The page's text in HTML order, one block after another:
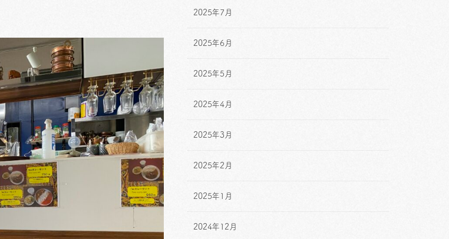
2025年7月
2025年6月
2025年5月
2025年4月
2025年3月
2025年2月
2025年1月
2024年12月